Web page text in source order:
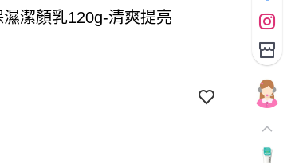
潔顏乳120g-清爽提亮